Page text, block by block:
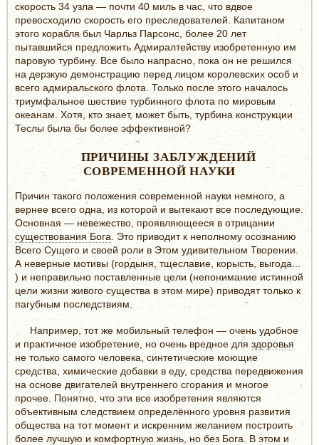
скорость 34 узла — почти 40 миль в час, что вдвое
превосходило скорость его преследователей. Капитаном
этого корабля был Чарльз Парсонс, более 20 лет
пытавшийся предложить Адмиралтейству изобретенную им
паровую турбину. Все было напрасно, пока он не решился
на дерзкую демонстрацию перед лицом королевских особ и
всего адмиральского флота. Только после этого началось
триумфальное шествие турбинного флота по мировым
океанам. Хотя, кто знает, может быть, турбина конструкции
Теслы была бы более эффективной?
ПРИЧИНЫ ЗАБЛУЖДЕНИЙ
СОВРЕМЕННОЙ НАУКИ
Причин такого положения современной науки немного, а
вернее всего одна, из которой и вытекают все последующие.
Основная — невежество, проявляющееся в отрицании
существования Бога. Это приводит к неполному осознанию
Всего Сущего и своей роли в Этом удивительном Творении.
А неверные мотивы (гордыня, тщеславие, корысть, выгода...
) и неправильно поставленные цели (непонимание истинной
цели жизни живого существа в этом мире) приводят только к
пагубным последствиям.
Например, тот же мобильный телефон — очень удобное
и практичное изобретение, но очень вредное для здоровья
не только самого человека, синтетические моющие
средства, химические добавки в еду, средства передвижения
на основе двигателей внутреннего сгорания и многое
прочее. Понятно, что эти все изобретения являются
объективным следствием определённого уровня развития
общества на тот момент и искренним желанием построить
более лучшую и комфортную жизнь, но без Бога. В этом и